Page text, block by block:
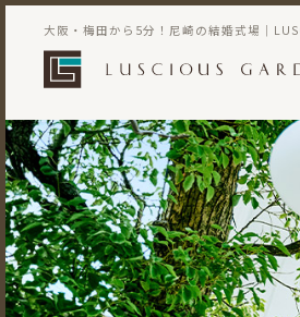
大阪・梅田から5分！尼崎の結婚式場｜